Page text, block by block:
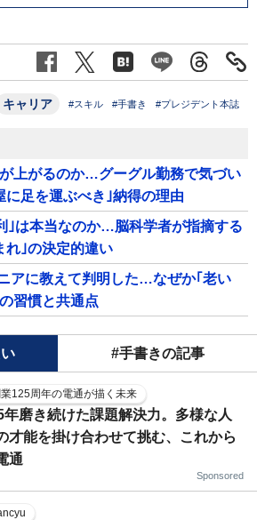
キャリア #スキル #手書き #プレジデント本誌
上がるのか…グーグル勤務で気づい
に足を運ぶべき｣納得の理由
｣は本当なのか…脳科学者が指摘する
れ｣の決定的違い
アに教えて判明した…なぜか｢老い
習慣と共通点
#手書きの記事
125周年の電通が描く未来
年磨き続けた課題解決力。多様な人
才能を掛け合わせて挑む、これから
通
Sponsored